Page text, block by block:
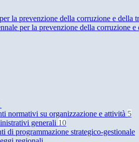
la prevenzione della corruzione e della
per la prevenzione della corruzione
normativi su organizzazione e attività 5
generali 10
di programmazione strategico-gestionale